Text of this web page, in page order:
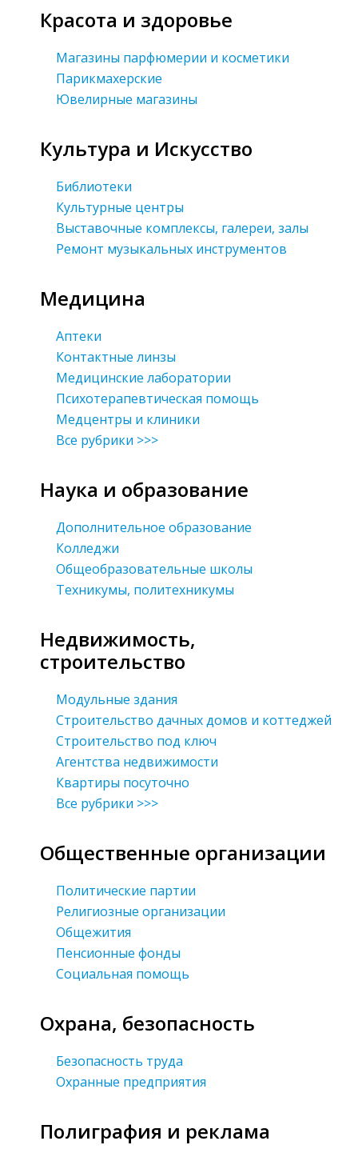
Красота и здоровье
Магазины парфюмерии и косметики
Парикмахерские
Ювелирные магазины
Культура и Искусство
Библиотеки
Культурные центры
Выставочные комплексы, галереи, залы
Ремонт музыкальных инструментов
Медицина
Аптеки
Контактные линзы
Медицинские лаборатории
Психотерапевтическая помощь
Медцентры и клиники
Все рубрики >>>
Наука и образование
Дополнительное образование
Колледжи
Общеобразовательные школы
Техникумы, политехникумы
Недвижимость,
строительство
Модульные здания
Строительство дачных домов и коттеджей
Строительство под ключ
Агентства недвижимости
Квартиры посуточно
Все рубрики >>>
Общественные организации
Политические партии
Религиозные организации
Общежития
Пенсионные фонды
Социальная помощь
Охрана, безопасность
Безопасность труда
Охранные предприятия
Полиграфия и реклама